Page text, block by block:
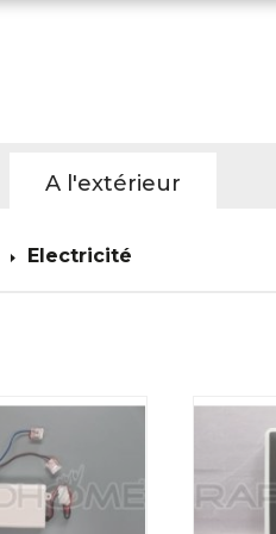
A l'extérieur
Electricité